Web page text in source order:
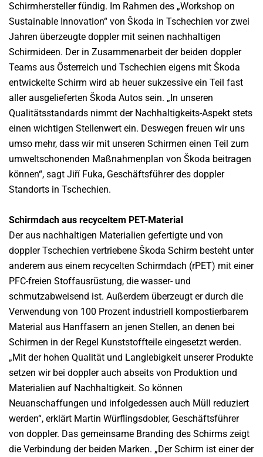
Schirmhersteller fündig. Im Rahmen des „Workshop on
Sustainable Innovation“ von Škoda in Tschechien vor zwei
Jahren überzeugte doppler mit seinen nachhaltigen
Schirmideen. Der in Zusammenarbeit der beiden doppler
Teams aus Österreich und Tschechien eigens mit Škoda
entwickelte Schirm wird ab heuer sukzessive ein Teil fast
aller ausgelieferten Škoda Autos sein. „In unseren
Qualitätsstandards nimmt der Nachhaltigkeits-Aspekt stets
einen wichtigen Stellenwert ein. Deswegen freuen wir uns
umso mehr, dass wir mit unseren Schirmen einen Teil zum
umweltschonenden Maßnahmenplan von Škoda beitragen
können“, sagt Jiří Fuka, Geschäftsführer des doppler
Standorts in Tschechien.
Schirmdach aus recyceltem PET-Material
Der aus nachhaltigen Materialien gefertigte und von
doppler Tschechien vertriebene Škoda Schirm besteht unter
anderem aus einem recycelten Schirmdach (rPET) mit einer
PFC-freien Stoffausrüstung, die wasser- und
schmutzabweisend ist. Außerdem überzeugt er durch die
Verwendung von 100 Prozent industriell kompostierbarem
Material aus Hanffasern an jenen Stellen, an denen bei
Schirmen in der Regel Kunststoffteile eingesetzt werden.
„Mit der hohen Qualität und Langlebigkeit unserer Produkte
setzen wir bei doppler auch abseits von Produktion und
Materialien auf Nachhaltigkeit. So können
Neuanschaffungen und infolgedessen auch Müll reduziert
werden“, erklärt Martin Würflingsdobler, Geschäftsführer
von doppler. Das gemeinsame Branding des Schirms zeigt
die Verbindung der beiden Marken. „Der Schirm ist einer der